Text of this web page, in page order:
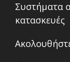
Συστήματα
κατασκευές